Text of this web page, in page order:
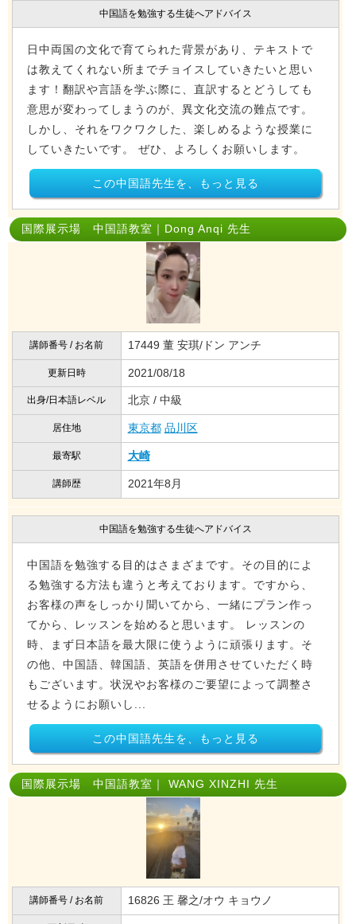
中国語を勉強する生徒へアドバイス
日中両国の文化で育てられた背景があり、テキストで
は教えてくれない所までチョイスしていきたいと思い
ます！翻訳や言語を学ぶ際に、直訳するとどうしても
意思が変わってしまうのが、異文化交流の難点です。
しかし、それをワクワクした、楽しめるような授業に
していきたいです。 ぜひ、よろしくお願いします。
この中国語先生を、もっと見る
国際展示場 中国語教室｜Dong Anqi 先生
講師番号 / お名前 17449 董 安琪/ドン アンチ
更新日時 2021/08/18
出身/日本語レベル 北京 / 中級
居住地 東京都 品川区
最寄駅 大崎
講師歴 2021年8月
中国語を勉強する生徒へアドバイス
中国語を勉強する目的はさまざまです。その目的によ
る勉強する方法も違うと考えております。ですから、
お客様の声をしっかり聞いてから、一緒にプラン作っ
てから、レッスンを始めると思います。 レッスンの
時、まず日本語を最大限に使うように頑張ります。そ
の他、中国語、韓国語、英語を併用させていただく時
もございます。状況やお客様のご要望によって調整さ
せるようにお願いし...
この中国語先生を、もっと見る
国際展示場 中国語教室｜ WANG XINZHI 先生
講師番号 / お名前 16826 王 馨之/オウ キョウノ